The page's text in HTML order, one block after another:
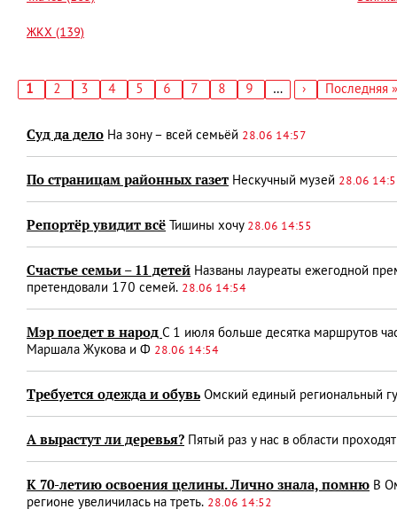
ЖКХ (139)
Текущая
1 Страница
2 Страница
3 Страница
4 Страница
5 Страница
6 Страница
7 Страница
8 Страница
9 …
Следующая
›
Последняя
Последняя »
Суд да дело На зону – всей семьёй 28.06 14:57
По страницам районных газет Нескучный музей 28.06
Репортёр увидит всё Тишины хочу 28.06 14:55
Счастье семьи – 11 детей Названы лауреаты ежегодной
претендовали 170 семей. 28.06 14:54
Мэр поедет в народ С 1 июля больше десятка маршрутов
Маршала Жукова и Ф 28.06 14:54
Требуется одежда и обувь Омский единый региональный
А вырастут ли деревья? Пятый раз у нас в области
К 70-летию освоения целины. Лично знала, помню В
регионе увеличилась на треть. 28.06 14:52